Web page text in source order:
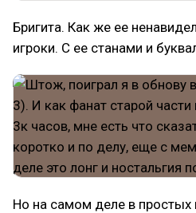
Бригита. Как же ее
игроки. С ее станами и
Но на самом деле в простых